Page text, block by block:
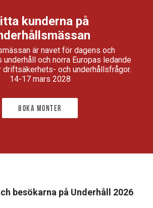
kunderna på
är navet för dagens och
underhåll och norra Europas ledande
och underhållsfrågor.
14-17 mars 2028
Boka monter
besökarna på Underhåll 2026